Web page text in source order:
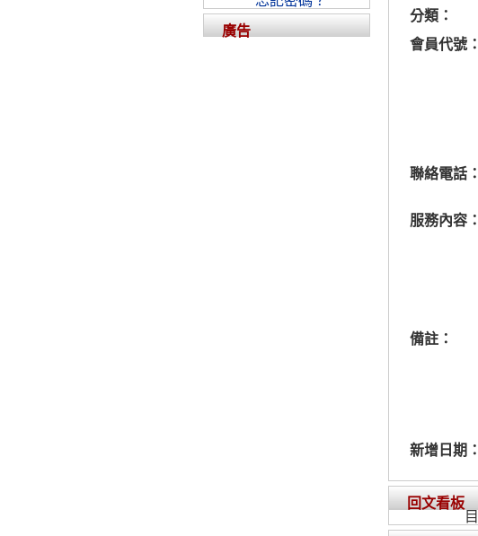
分類：
會員代號：
聯絡電話：
服務內容：
備註：
新增日期：
回文看板
廣告